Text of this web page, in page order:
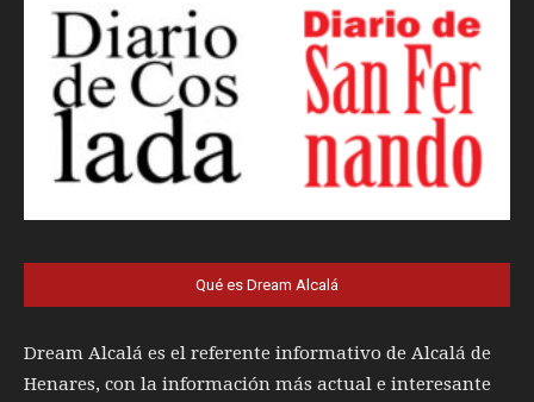
Qué es Dream Alcalá
Dream Alcalá es el referente informativo de Alcalá de
Henares, con la información más actual e interesante